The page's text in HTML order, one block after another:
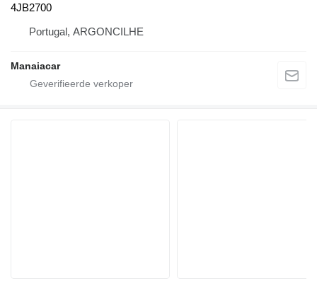
4JB2700
Portugal, ARGONCILHE
Manaiacar